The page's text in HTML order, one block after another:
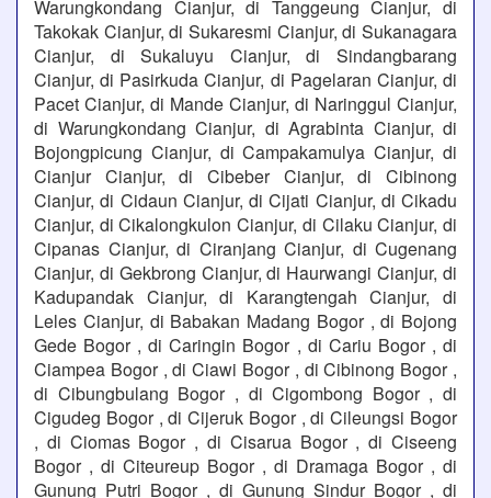
Warungkondang Cianjur, di Tanggeung Cianjur, di
Takokak Cianjur, di Sukaresmi Cianjur, di Sukanagara
Cianjur, di Sukaluyu Cianjur, di Sindangbarang
Cianjur, di Pasirkuda Cianjur, di Pagelaran Cianjur, di
Pacet Cianjur, di Mande Cianjur, di Naringgul Cianjur,
di Warungkondang Cianjur, di Agrabinta Cianjur, di
Bojongpicung Cianjur, di Campakamulya Cianjur, di
Cianjur Cianjur, di Cibeber Cianjur, di Cibinong
Cianjur, di Cidaun Cianjur, di Cijati Cianjur, di Cikadu
Cianjur, di Cikalongkulon Cianjur, di Cilaku Cianjur, di
Cipanas Cianjur, di Ciranjang Cianjur, di Cugenang
Cianjur, di Gekbrong Cianjur, di Haurwangi Cianjur, di
Kadupandak Cianjur, di Karangtengah Cianjur, di
Leles Cianjur, di Babakan Madang Bogor , di Bojong
Gede Bogor , di Caringin Bogor , di Cariu Bogor , di
Ciampea Bogor , di Ciawi Bogor , di Cibinong Bogor ,
di Cibungbulang Bogor , di Cigombong Bogor , di
Cigudeg Bogor , di Cijeruk Bogor , di Cileungsi Bogor
, di Ciomas Bogor , di Cisarua Bogor , di Ciseeng
Bogor , di Citeureup Bogor , di Dramaga Bogor , di
Gunung Putri Bogor , di Gunung Sindur Bogor , di